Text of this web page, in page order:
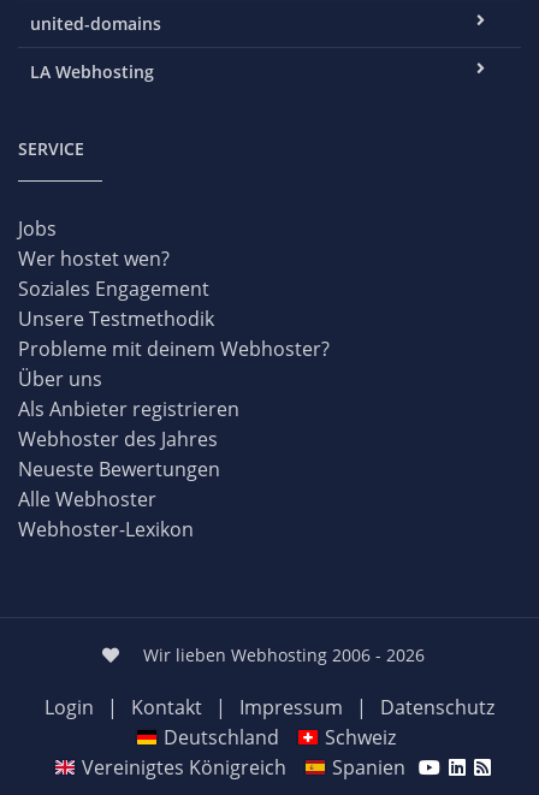
united-domains
LA Webhosting
SERVICE
Jobs
Wer hostet wen?
Soziales Engagement
Unsere Testmethodik
Probleme mit deinem Webhoster?
Über uns
Als Anbieter registrieren
Webhoster des Jahres
Neueste Bewertungen
Alle Webhoster
Webhoster-Lexikon
Wir lieben Webhosting 2006 - 2026
Login | Kontakt | Impressum |
Datenschutz
Deutschland
Schweiz
Vereinigtes Königreich
Spanien